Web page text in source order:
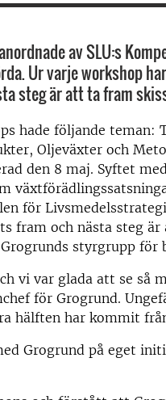
av SLU:s
Ur varje workshop
steg är att ta fram
hade följande teman:
Oljeväxter och
den 8 maj. Syftet
för
fram och nästa steg
styrgrupp för
vi var glada att se så
för Grogrund.
hälften har kommit
Grogrund på eget